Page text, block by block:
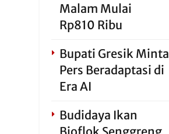
Malam Mulai
Rp810 Ribu
Bupati Gresik Minta
Pers Beradaptasi di
Era AI
Budidaya Ikan